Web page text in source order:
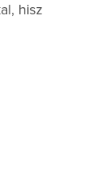
hisz
követ a